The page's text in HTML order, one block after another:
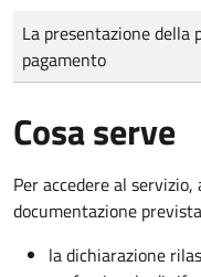
Tipo di pagamento
Importo
La presentazione della
pagamento
Cosa serve
Per accedere al
documentazione
la dichiarazione